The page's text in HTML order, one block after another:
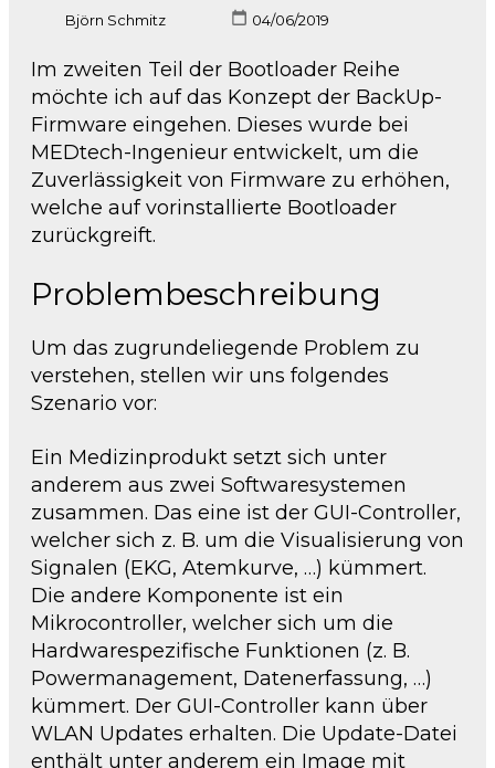
Björn Schmitz 04/06/2019
Im zweiten Teil der Bootloader Reihe
möchte ich auf das Konzept der BackUp-
Firmware eingehen. Dieses wurde bei
MEDtech-Ingenieur entwickelt, um die
Zuverlässigkeit von Firmware zu erhöhen,
welche auf vorinstallierte Bootloader
zurückgreift.
Problembeschreibung
Um das zugrundeliegende Problem zu
verstehen, stellen wir uns folgendes
Szenario vor:
Ein Medizinprodukt setzt sich unter
anderem aus zwei Softwaresystemen
zusammen. Das eine ist der GUI-Controller,
welcher sich z. B. um die Visualisierung von
Signalen (EKG, Atemkurve, …) kümmert.
Die andere Komponente ist ein
Mikrocontroller, welcher sich um die
Hardwarespezifische Funktionen (z. B.
Powermanagement, Datenerfassung, …)
kümmert. Der GUI-Controller kann über
WLAN Updates erhalten. Die Update-Datei
enthält unter anderem ein Image mit